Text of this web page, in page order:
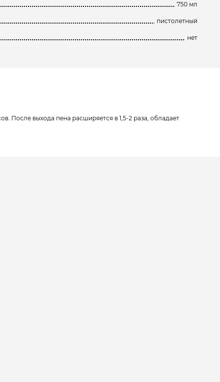
750 мл
пистолетный
нет
После выхода пена расширяется в 1,5-2 раза, обладает